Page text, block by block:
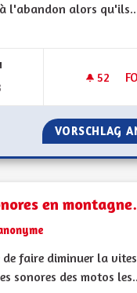
l'abandon alors
52
VORSCHLAG
en
de faire diminuer la
sonores des motos